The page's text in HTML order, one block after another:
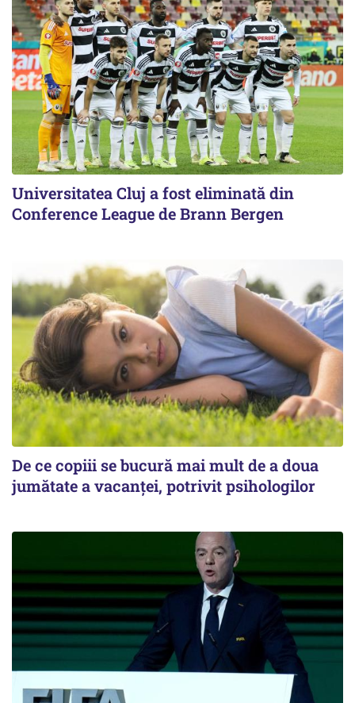
Universitatea Cluj a fost eliminată din
Conference League de Brann Bergen
De ce copiii se bucură mai mult de a doua
jumătate a vacanței, potrivit psihologilor